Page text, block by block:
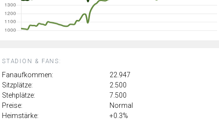
STADION & FANS:
Fanaufkommen:
22.947
Sitzplätze:
2.500
Stehplätze:
7.500
Preise:
Normal
Heimstärke:
+0.3%